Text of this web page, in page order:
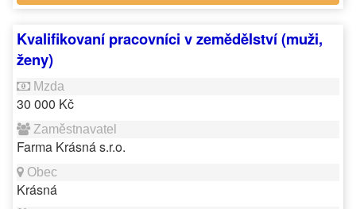
Kvalifikovaní pracovníci v zemědělství (muži,
ženy)
30 000 Kč
Farma Krásná s.r.o.
Krásná